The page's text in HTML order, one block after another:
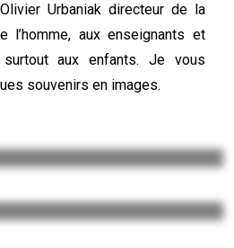
Urbaniak directeur de la
l’homme, aux enseignants et
surtout aux enfants. Je vous
souvenirs en images.